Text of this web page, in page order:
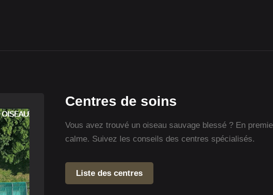
Centres de soins
Vous avez trouvé un oiseau sauvage blessé ? En
calme. Suivez les conseils des centres spécialisés.
Liste des centres